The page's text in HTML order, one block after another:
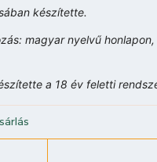
készítette.
magyar nyelvű
a 18 év feletti